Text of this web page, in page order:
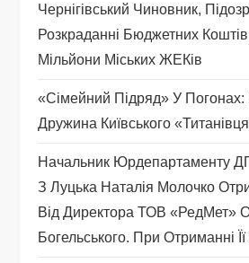
п
и
с
і
в
Чернігівський Чиновник,
Розкраданні Бюджетних
Мільйони Міських ЖЕКів
«Сімейний Підряд» У
Дружина Київського
Начальник Юрдепартаменту
З Луцька Наталія Молочко
Від Директора ТОВ «РедМет»
Богельського. При Отриманні